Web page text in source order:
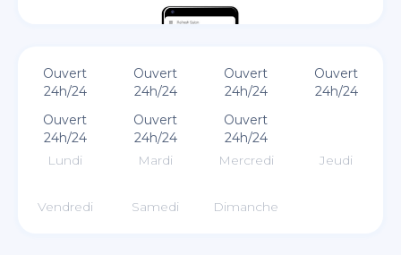
Ouvert
24h/24
Ouvert
24h/24
Ouvert
24h/24
Ouvert
24h/24
Ouvert
24h/24
Ouvert
24h/24
Ouvert
24h/24
Lundi
Mardi Mercredi Jeudi
Vendredi Samedi Dimanche